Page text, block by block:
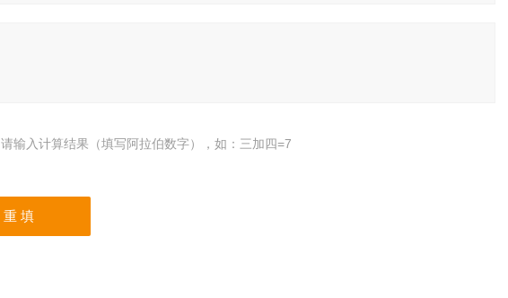
请输入计算结果（填写阿拉伯数字），如：三加四=7